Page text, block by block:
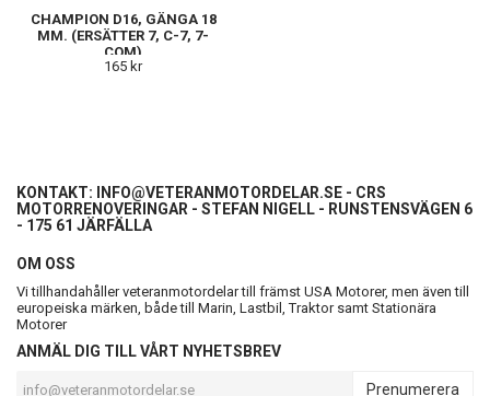
CHAMPION D16, GÄNGA 18
MM. (ERSÄTTER 7, C-7, 7-
COM)
165 kr
KONTAKT: INFO@VETERANMOTORDELAR.SE - CRS
MOTORRENOVERINGAR - STEFAN NIGELL - RUNSTENSVÄGEN 6
- 175 61 JÄRFÄLLA
OM OSS
Vi tillhandahåller veteranmotordelar till främst USA Motorer, men även till
europeiska märken, både till Marin, Lastbil, Traktor samt Stationära
Motorer
ANMÄL DIG TILL VÅRT NYHETSBREV
Prenumerera